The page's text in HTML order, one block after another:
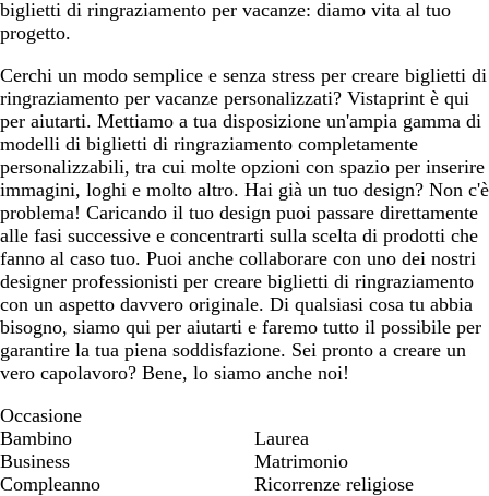
o
c
i
a
r
o
o
c
i
a
r
o
o
c
i
a
r
o
o
c
i
a
r
o
biglietti di ringraziamento per vacanze: diamo vita al tuo
progetto.
Cerchi un modo semplice e senza stress per creare biglietti di
ringraziamento per vacanze personalizzati? Vistaprint è qui
per aiutarti. Mettiamo a tua disposizione un'ampia gamma di
modelli di biglietti di ringraziamento completamente
personalizzabili, tra cui molte opzioni con spazio per inserire
immagini, loghi e molto altro. Hai già un tuo design? Non c'è
problema! Caricando il tuo design puoi passare direttamente
alle fasi successive e concentrarti sulla scelta di prodotti che
fanno al caso tuo. Puoi anche collaborare con uno dei nostri
designer professionisti per creare biglietti di ringraziamento
con un aspetto davvero originale. Di qualsiasi cosa tu abbia
bisogno, siamo qui per aiutarti e faremo tutto il possibile per
garantire la tua piena soddisfazione. Sei pronto a creare un
vero capolavoro? Bene, lo siamo anche noi!
Occasione
Bambino
Business
Compleanno
Laurea
Matrimonio
Ricorrenze religiose